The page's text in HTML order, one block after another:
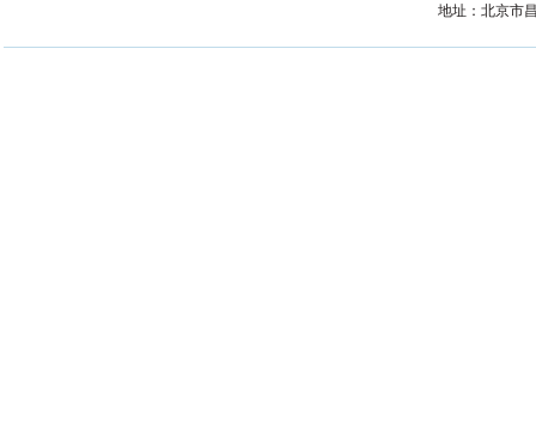
地址：北京市